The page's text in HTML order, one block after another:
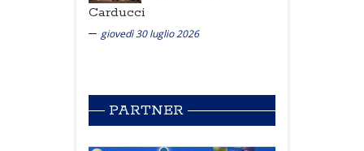
Carducci
giovedì 30 luglio 2026
PARTNER